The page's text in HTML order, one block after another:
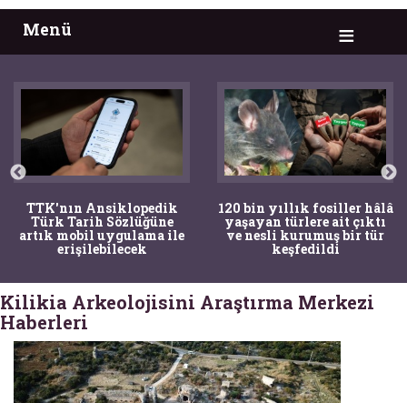
Menü
TTK'nın Ansiklopedik
Türk Tarih Sözlüğüne
artık mobil uygulama ile
erişilebilecek
120 bin yıllık fosiller hâlâ
yaşayan türlere ait çıktı
ve nesli kurumuş bir tür
keşfedildi
Kilikia Arkeolojisini Araştırma Merkezi
Haberleri